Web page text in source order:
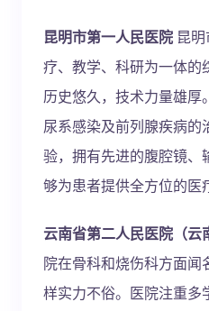
昆明市第一人民医院 昆
疗、教学、科研为一体的
历史悠久，技术力量雄
尿系感染及前列腺疾病
验，拥有先进的腹腔镜、
够为患者提供全方位的医
云南省第二人民医院（云
院在骨科和烧伤科方面闻
样实力不俗。医院注重多